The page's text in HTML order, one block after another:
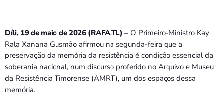
Díli, 19 de maio de 2026 (RAFA.TL) – O Primeiro-Ministro Kay
Rala Xanana Gusmão afirmou na segunda-feira que a
preservação da memória da resistência é condição essencial da
soberania nacional, num discurso proferido no Arquivo e Museu
da Resistência Timorense (AMRT), um dos espaços dessa
memória.